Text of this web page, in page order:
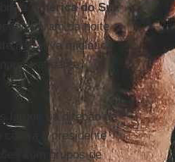
a América do Sul.
da noite
narrativa midiática
largos na direção da
o presidente
com grupos de